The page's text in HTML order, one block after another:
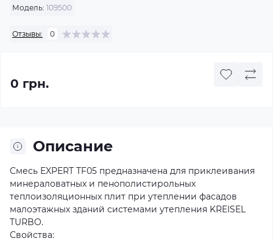
Модель: 109500
Отзывы: 0
0 грн.
Описание
Смесь EXPERT TF05 предназначена для приклеивания
минераловатных и пенополистирольных
теплоизоляционных плит при утеплении фасадов
малоэтажных зданий системами утепления KREISEL
TURBO.
Свойства: